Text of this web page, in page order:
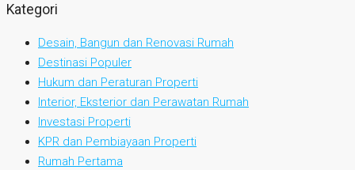
Kategori
Desain, Bangun dan Renovasi Rumah
Destinasi Populer
Hukum dan Peraturan Properti
Interior, Eksterior dan Perawatan Rumah
Investasi Properti
KPR dan Pembiayaan Properti
Rumah Pertama